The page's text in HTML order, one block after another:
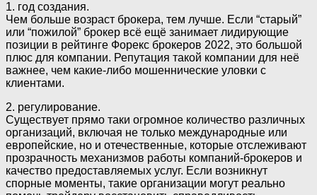
1. год создания.
Чем больше возраст брокера, тем лучше. Если “старый”
или “пожилой” брокер всё ещё занимает лидирующие
позиции в рейтинге Форекс брокеров 2022, это большой
плюс для компании. Репутация такой компании для неё
важнее, чем какие-либо мошеннические уловки с
клиентами.
2. регулирование.
Существует прямо таки огромное количество различных
организаций, включая не только международные или
европейские, но и отечественные, которые отслеживают
прозрачность механизмов работы компаний-брокеров и
качество предоставляемых услуг. Если возникнут
спорные моменты, такие организации могут реально